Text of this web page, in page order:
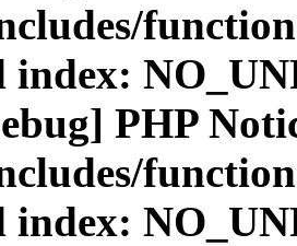
index:
PHP
index: